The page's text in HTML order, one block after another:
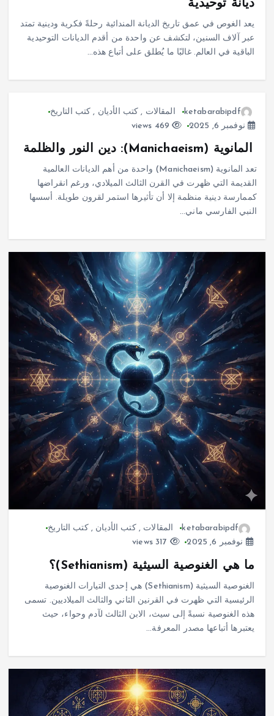
ديانة توحيدية
يعد الغوص في عمق تاريخ الديانة المندائية رحلةً فكرية ودينية تمتد
عبر آلاف السنين، لتكشف عن واحدة من أقدم الديانات التوحيدية
الباقية في العالم. غالبًا ما يُطلق على أتباع هذه…
ketabarabipdf المقالات , كتب الأديان , كتب التاريخ
نوفمبر 6, 2025
469 views
المانوية (Manichaeism): دين النور والظلمة
تعد المانوية (Manichaeism) واحدة من أهم الديانات العالمية
القديمة التي ظهرت في القرن الثالث الميلادي، ورغم انقراضها
كممارسة دينية منظمة إلا أن تأثيرها استمر لقرون طويلة. أسسها
النبي الفارسي ماني…
ketabarabipdf المقالات , كتب الأديان , كتب التاريخ
نوفمبر 6, 2025
ما هي الغنوصية السيثية (Sethianism)؟
الغنوصية السيثية (Sethianism) هي إحدى التيارات الغنوصية
الرئيسية التي ظهرت في القرنين الثاني والثالث الميلاديين. تسمى
هذه الغنوصية نسبةً إلى سيث، الابن الثالث لآدم وحواء، حيث
يعتبرها أتباعها مصدر المعرفة…